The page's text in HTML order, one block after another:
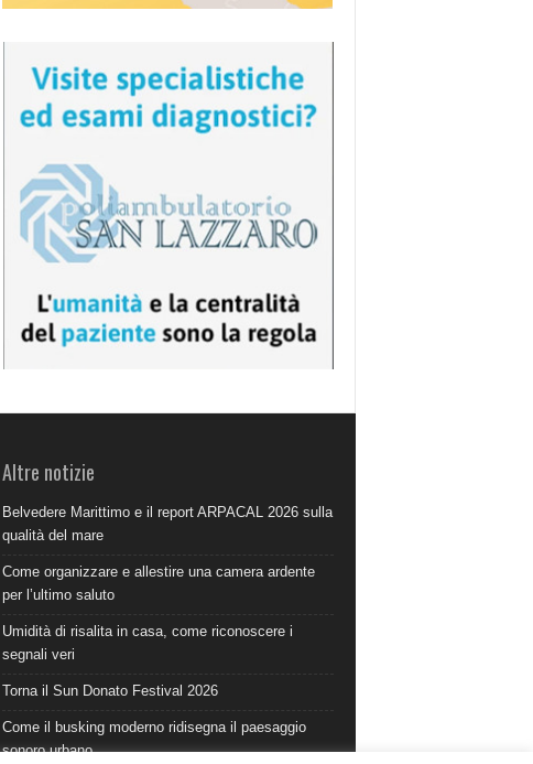
Altre notizie
Belvedere Marittimo e il report ARPACAL 2026 sulla
qualità del mare
Come organizzare e allestire una camera ardente
per l’ultimo saluto
Umidità di risalita in casa, come riconoscere i
segnali veri
Torna il Sun Donato Festival 2026
Come il busking moderno ridisegna il paesaggio
sonoro urbano